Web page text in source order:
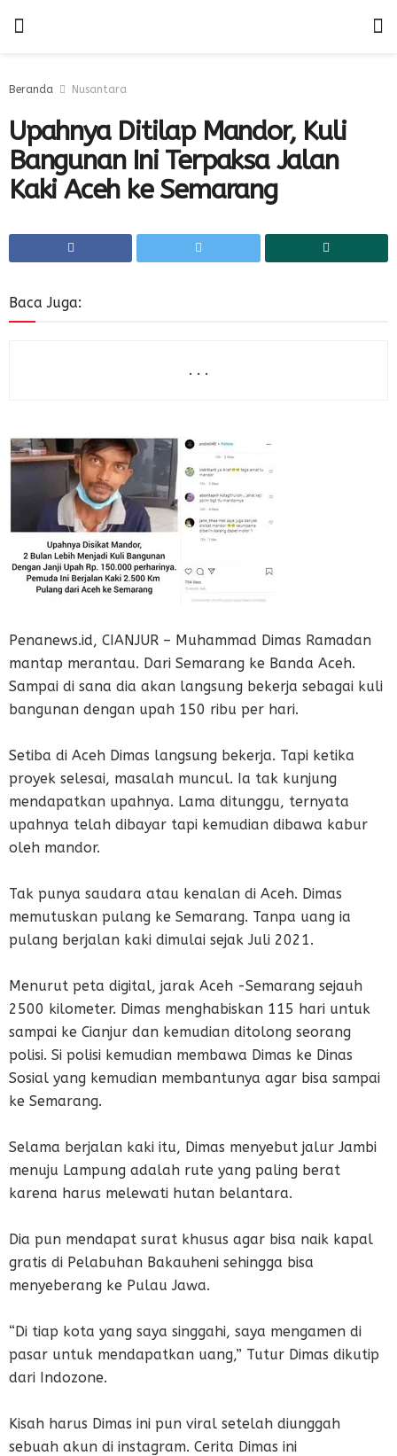
Beranda Nusantara
Upahnya Ditilap Mandor, Kuli
Bangunan Ini Terpaksa Jalan
Kaki Aceh ke Semarang
Baca Juga:
. . .
Penanews.id, CIANJUR – Muhammad Dimas Ramadan
mantap merantau. Dari Semarang ke Banda Aceh.
Sampai di sana dia akan langsung bekerja sebagai kuli
bangunan dengan upah 150 ribu per hari.
Setiba di Aceh Dimas langsung bekerja. Tapi ketika
proyek selesai, masalah muncul. Ia tak kunjung
mendapatkan upahnya. Lama ditunggu, ternyata
upahnya telah dibayar tapi kemudian dibawa kabur
oleh mandor.
Tak punya saudara atau kenalan di Aceh. Dimas
memutuskan pulang ke Semarang. Tanpa uang ia
pulang berjalan kaki dimulai sejak Juli 2021.
Menurut peta digital, jarak Aceh -Semarang sejauh
2500 kilometer. Dimas menghabiskan 115 hari untuk
sampai ke Cianjur dan kemudian ditolong seorang
polisi. Si polisi kemudian membawa Dimas ke Dinas
Sosial yang kemudian membantunya agar bisa sampai
ke Semarang.
Selama berjalan kaki itu, Dimas menyebut jalur Jambi
menuju Lampung adalah rute yang paling berat
karena harus melewati hutan belantara.
Dia pun mendapat surat khusus agar bisa naik kapal
gratis di Pelabuhan Bakauheni sehingga bisa
menyeberang ke Pulau Jawa.
“Di tiap kota yang saya singgahi, saya mengamen di
pasar untuk mendapatkan uang,” Tutur Dimas dikutip
dari Indozone.
Kisah harus Dimas ini pun viral setelah diunggah
sebuah akun di instagram. Cerita Dimas ini